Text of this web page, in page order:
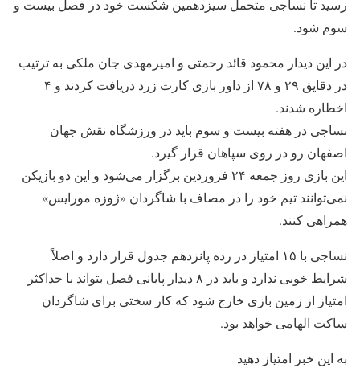
رسید تا نساجی متحمل سیزدهمین شکست خود در فصل بیست و
سوم شود.
در این دیدار محمود قائد رحمتی و امیرمهدی جان ملکی به ترتیب
در دقایق ۲۹ و ۷۸ از داور بازی کارت زرد دریافت کردند و ۴
اخطاره شدند.
نساجی در هفته بیست و سوم باید در ورزشگاه نقش جهان
اصفهان رو در روی سپاهان قرار گیرد.
این بازی روز جمعه ۲۴ فروردین برگزار می‌شود و این دو بازیکن
نمی‌توانند تیم خود را در مصاف با شاگردان «ژوزه مورایس»
همراهی کنند.
نساجی با ۱۵ امتیاز در رده پانزدهم جدول قرار دارد و اصلاً
شرایط خوبی ندارد و باید در ۸ دیدار پایانی فصل بتواند با حداکثر
امتیاز از زمین بازی خارج شود که کار سختی برای شاگردان
ساکت الهامی خواهد بود.
به این خبر امتیاز دهید